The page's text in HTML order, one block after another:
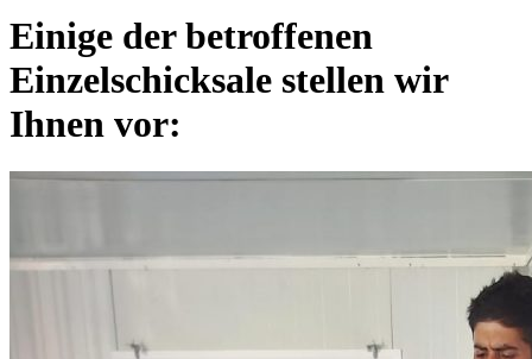
Einige der betroffenen
Einzelschicksale stellen wir
Ihnen vor: